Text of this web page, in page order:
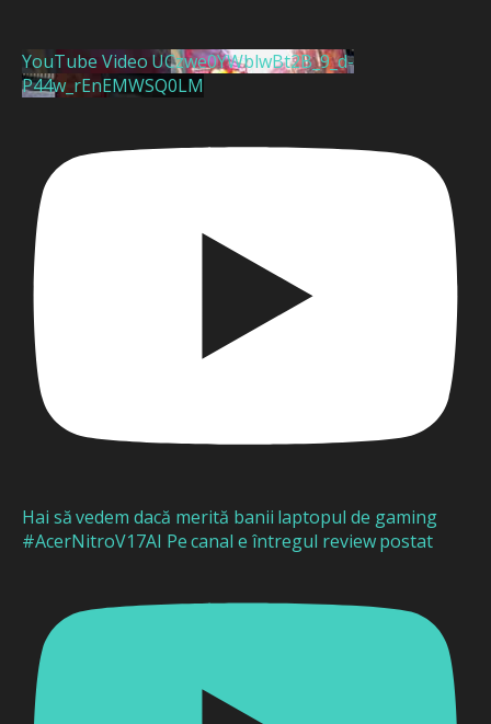
YouTube Video UCzwe0YWblwBt2B_9_d-
P44w_rEnEMWSQ0LM
Hai să vedem dacă merită banii laptopul de gaming
#AcerNitroV17AI Pe canal e întregul review postat